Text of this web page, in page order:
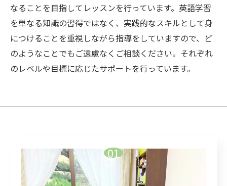
なることを目指してレッスンを行っています。英語学習
を単なる知識の習得ではなく、実践的なスキルとして身
につけることを重視しながら指導をしていますので、ど
のようなことでもご遠慮なくご相談ください。それぞれ
のレベルや目標に応じたサポートを行っています。